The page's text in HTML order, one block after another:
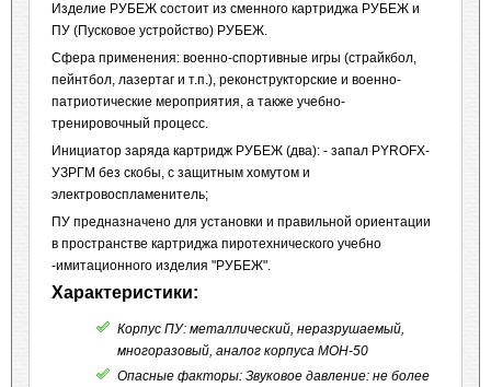
Изделие РУБЕЖ состоит из сменного картриджа РУБЕЖ и
ПУ (Пусковое устройство) РУБЕЖ.
Сфера применения: военно-спортивные игры (страйкбол,
пейнтбол, лазертаг и т.п.), реконструкторские и военно-
патриотические мероприятия, а также учебно-
тренировочный процесс.
Инициатор заряда картридж РУБЕЖ (два): - запал PYROFX-
УЗРГМ без скобы, с защитным хомутом и
электровоспламенитель;
ПУ предназначено для установки и правильной ориентации
в пространстве картриджа пиротехнического учебно
-имитационного изделия "РУБЕЖ".
Характеристики:
Корпус ПУ: металлический, неразрушаемый,
многоразовый, аналог корпуса МОН-50
Опасные факторы: Звуковое давление: не более